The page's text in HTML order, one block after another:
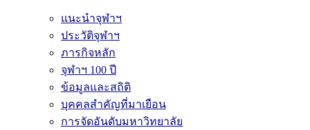
แนะนำจุฬาฯ
ประวัติจุฬาฯ
ภารกิจหลัก
จุฬาฯ 100 ปี
ข้อมูลและสถิติ
บุคคลสำคัญที่มาเยือน
การจัดอันดับมหาวิทยาลัย